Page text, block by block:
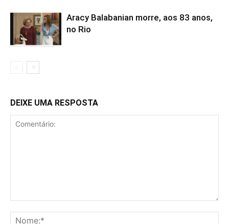
Aracy Balabanian morre, aos 83 anos,
no Rio
DEIXE UMA RESPOSTA